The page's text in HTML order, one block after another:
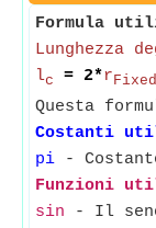
Formula
Lunghezza
lc = 2*r
Questa
Costanti
pi -
Funzioni
sin - Il